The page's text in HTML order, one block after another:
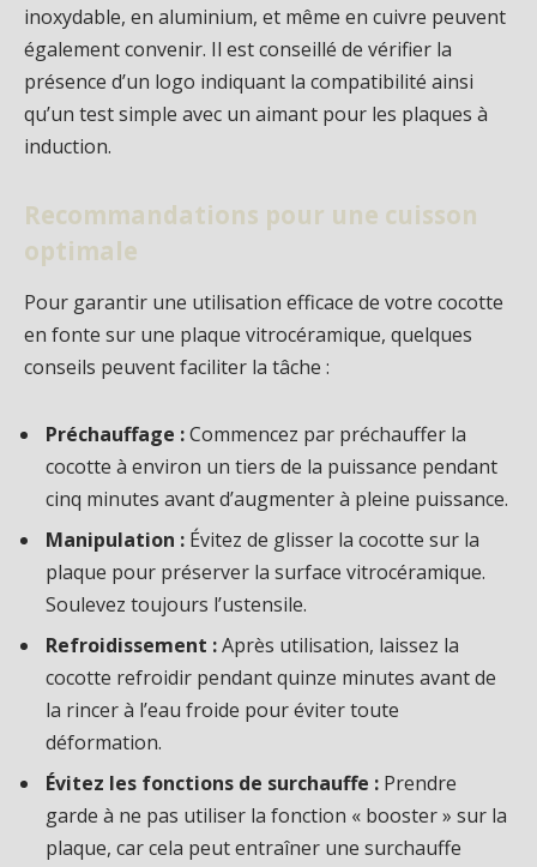
inoxydable, en aluminium, et même en cuivre peuvent
également convenir. Il est conseillé de vérifier la
présence d’un logo indiquant la compatibilité ainsi
qu’un test simple avec un aimant pour les plaques à
induction.
Recommandations pour une cuisson
optimale
Pour garantir une utilisation efficace de votre cocotte
en fonte sur une plaque vitrocéramique, quelques
conseils peuvent faciliter la tâche :
Préchauffage :Commencez par préchauffer la
cocotte à environ un tiers de la puissance pendant
cinq minutes avant d’augmenter à pleine puissance.
Manipulation : Évitez de glisser la cocotte sur la
plaque pour préserver la surface vitrocéramique.
Soulevez toujours l’ustensile.
Refroidissement :Après utilisation, laissez la
cocotte refroidir pendant quinze minutes avant de
la rincer à l’eau froide pour éviter toute
déformation.
Évitez les fonctions de surchauffe : Prendre
garde à ne pas utiliser la fonction « booster » sur la
plaque, car cela peut entraîner une surchauffe